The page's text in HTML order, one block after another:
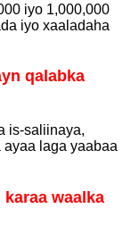
iyo 1,000,000
iyo xaaladaha
qalabka
is-saliinaya,
ayaa laga yaabaa
waalka